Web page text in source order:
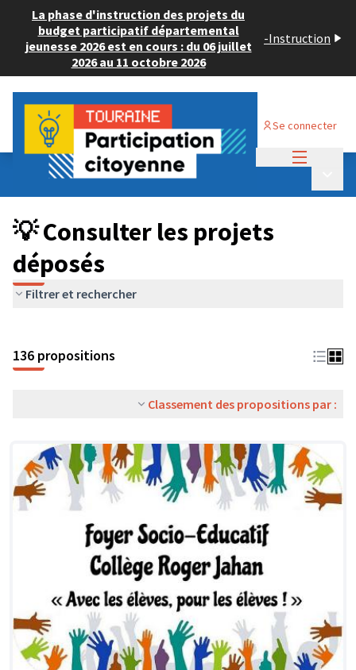
La phase d'instruction des projets du
budget participatif départemental
jeunesse 2026 est en cours : du 06 juillet
2026 au 11 octobre 2026
-Instruction
Se connecter
Budget Participatif JEUNESSE 2024
💡 Consulter les projets déposés
💡 Consulter les projets
déposés
Filtrer et rechercher
136 propositions
Classement des propositions par :